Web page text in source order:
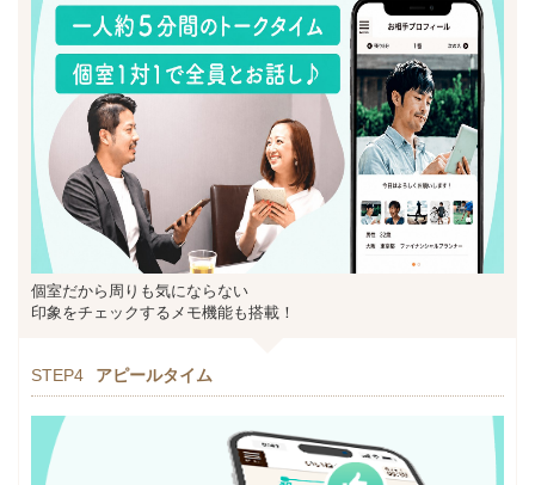
個室だから周りも気にならない
印象をチェックするメモ機能も搭載！
STEP4 アピールタイム